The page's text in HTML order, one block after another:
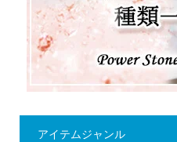
アイテムジャンル